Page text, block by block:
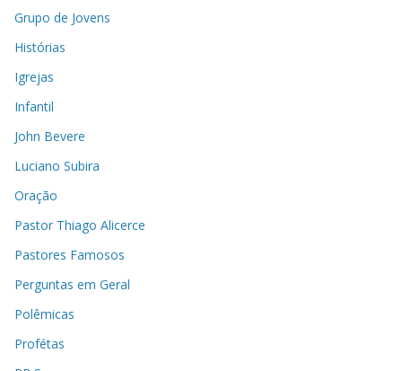
Grupo de Jovens
Histórias
Igrejas
Infantil
John Bevere
Luciano Subira
Oração
Pastor Thiago Alicerce
Pastores Famosos
Perguntas em Geral
Polêmicas
Profétas